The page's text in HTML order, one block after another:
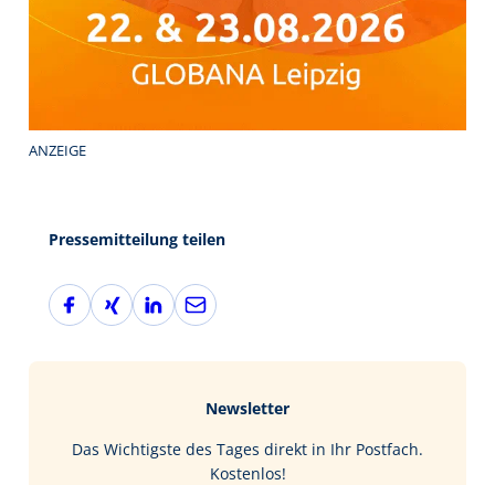
ANZEIGE
Pressemitteilung teilen
F
a
X
i
L
i
I
E
-
Newsletter
Das Wichtigste des Tages direkt in Ihr Postfach.
Kostenlos!